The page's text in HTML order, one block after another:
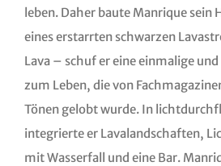
leben. Daher baute Manrique sein
eines erstarrten schwarzen
Lava – schuf er eine einmalige
zum Leben, die von
Tönen gelobt wurde. In
integrierte er Lavalandschaften,
mit Wasserfall und eine Bar.